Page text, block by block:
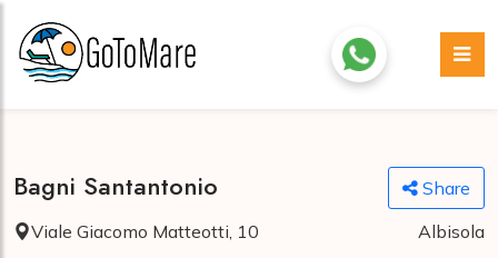
Bagni Santantonio
Share
Viale Giacomo Matteotti, 10
Albisola